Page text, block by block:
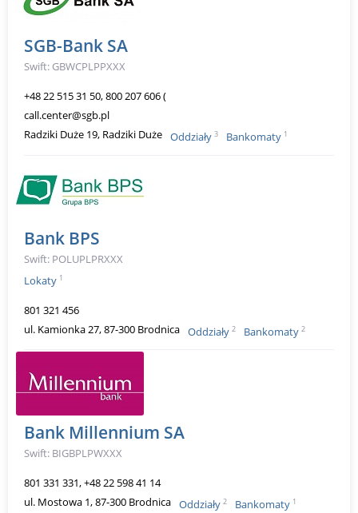
SGB-Bank SA
Swift: GBWCPLPPXXX
+48 22 515 31 50, 800 207 606 (
call.center@sgb.pl
Radziki Duże 19, Radziki Duże Oddziały 3 Bankomaty 1
Bank BPS
Swift: POLUPLPRXXX
Lokaty 1
801 321 456
ul. Kamionka 27, 87-300 Brodnica Oddziały 2 Bankomaty 2
Bank Millennium SA
Swift: BIGBPLPWXXX
801 331 331, +48 22 598 41 14
ul. Mostowa 1, 87-300 Brodnica Oddziały 2 Bankomaty 1